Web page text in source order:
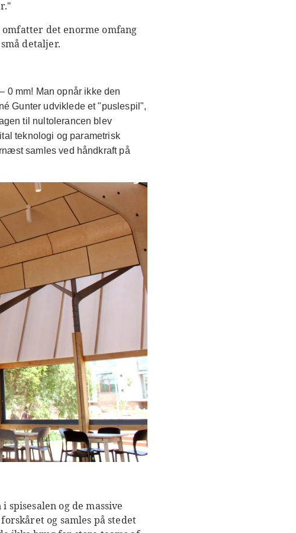
det enorme omfang
detaljer.
0 mm! Man opnår ikke den
Gunter udviklede et "puslespil",
til nultolerancen blev
teknologi og parametrisk
samles ved håndkraft på
og de massive
og samles på stedet